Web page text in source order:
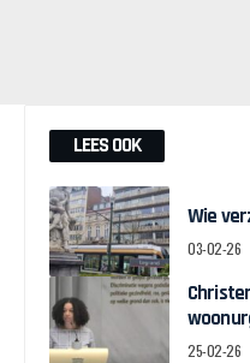
LEES OOK
Wie
03-02-26
25-02-26